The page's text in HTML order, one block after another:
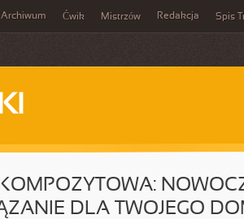
Archiwum Ćwik Mistrzów Redakcja Spis
DLA TWOJEGO